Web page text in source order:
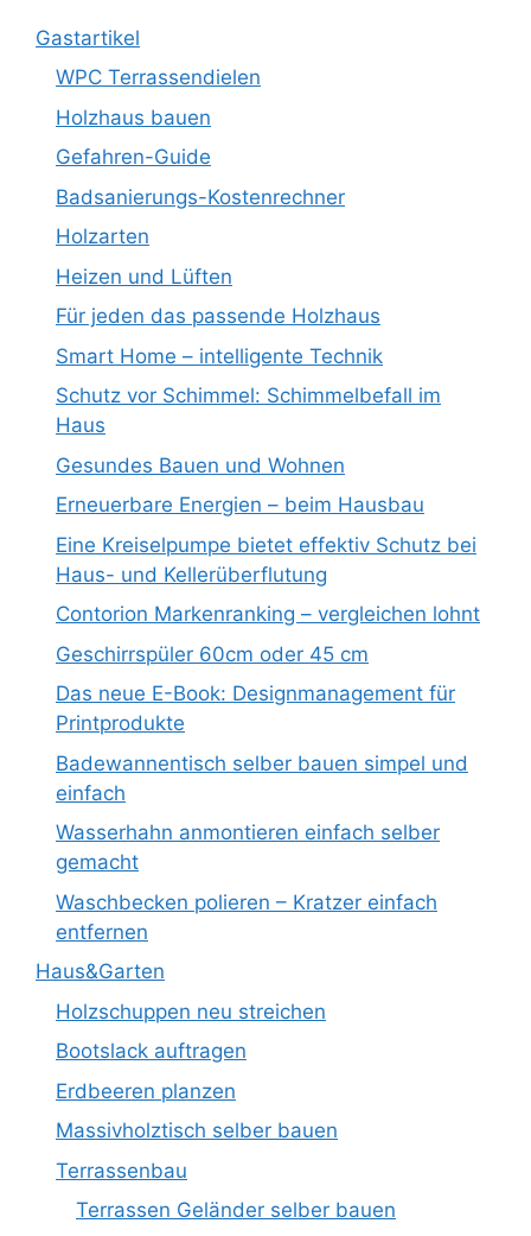
Gastartikel
WPC Terrassendielen
Holzhaus bauen
Gefahren-Guide
Badsanierungs-Kostenrechner
Holzarten
Heizen und Lüften
Für jeden das passende Holzhaus
Smart Home – intelligente Technik
Schutz vor Schimmel: Schimmelbefall im
Haus
Gesundes Bauen und Wohnen
Erneuerbare Energien – beim Hausbau
Eine Kreiselpumpe bietet effektiv Schutz bei
Haus- und Kellerüberflutung
Contorion Markenranking – vergleichen lohnt
Geschirrspüler 60cm oder 45 cm
Das neue E-Book: Designmanagement für
Printprodukte
Badewannentisch selber bauen simpel und
einfach
Wasserhahn anmontieren einfach selber
gemacht
Waschbecken polieren – Kratzer einfach
entfernen
Haus&Garten
Holzschuppen neu streichen
Bootslack auftragen
Erdbeeren planzen
Massivholztisch selber bauen
Terrassenbau
Terrassen Geländer selber bauen